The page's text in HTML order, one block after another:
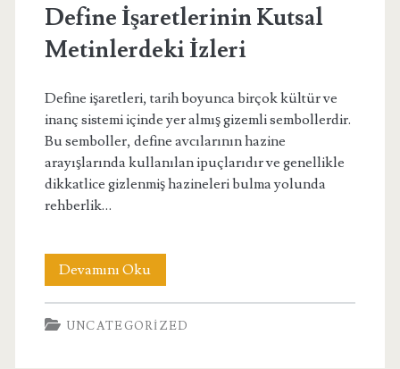
Etkileri
Define İşaretlerinin Kutsal
Metinlerdeki İzleri
Define işaretleri, tarih boyunca birçok kültür ve
inanç sistemi içinde yer almış gizemli sembollerdir.
Bu semboller, define avcılarının hazine
arayışlarında kullanılan ipuçlarıdır ve genellikle
dikkatlice gizlenmiş hazineleri bulma yolunda
rehberlik…
Devamını OkuDefine
İşaretlerinin
Kutsal
UNCATEGORIZED